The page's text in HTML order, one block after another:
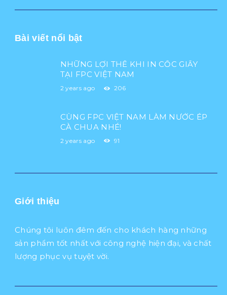
Bài viết nổi bật
NHỮNG LỢI THẾ KHI IN CỐC GIẤY
TẠI FPC VIỆT NAM
2 years ago 206
CÙNG FPC VIỆT NAM LÀM NƯỚC ÉP
CÀ CHUA NHÉ!
2 years ago 91
Giới thiệu
Chúng tôi luôn đêm đến cho khách hàng những
sản phẩm tốt nhất với công nghệ hiện đại, và chất
lượng phục vụ tuyệt vời.